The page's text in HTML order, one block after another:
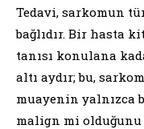
Tedavi, sarkomun
bağlıdır. Bir hasta
tanısı konulana
altı aydır; bu,
muayenin yalnızca
malign mi